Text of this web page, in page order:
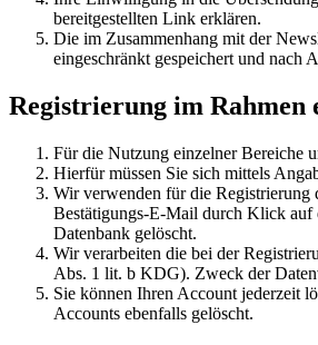
bereitgestellten Link erklären.
Die im Zusammenhang mit der
eingeschränkt gespeichert und nach
Registrierung im Rahmen
Für die Nutzung einzelner Bereiche
Hierfür müssen Sie sich mittels
Wir verwenden für die Registrierung
Bestätigungs-E-Mail durch Klick auf
Datenbank gelöscht.
Wir verarbeiten die bei der
Abs. 1 lit. b KDG). Zweck der
Sie können Ihren Account jederzeit
Accounts ebenfalls gelöscht.